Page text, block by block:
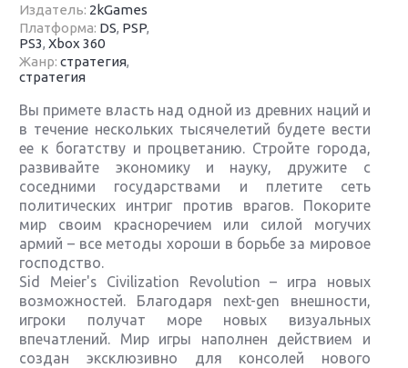
Издатель: 2kGames
Платформа: DS, PSP,
PS3,Xbox 360
Жанр:стратегия,
стратегия
Вы примете власть над одной из древних наций и
в течение нескольких тысячелетий будете вести
ее к богатству и процветанию. Стройте города,
развивайте экономику и науку, дружите с
соседними государствами и плетите сеть
политических интриг против врагов. Покорите
мир своим красноречием или силой могучих
армий – все методы хороши в борьбе за мировое
господство.
Sid Meier's Civilization Revolution – игра новых
возможностей. Благодаря next-gen внешности,
игроки получат море новых визуальных
впечатлений. Мир игры наполнен действием и
создан эксклюзивно для консолей нового